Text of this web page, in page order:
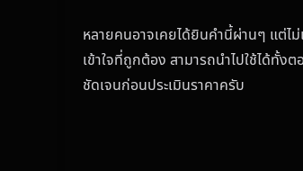
หลายคนอาจเคยได้ยินคำนี้ผ่านๆ แต่ไม่
เข้าใจที่ถูกต้อง สามารถนำไปใช้ได้ทั้ง
ชัดเจนก่อนประเมินราคาครับ